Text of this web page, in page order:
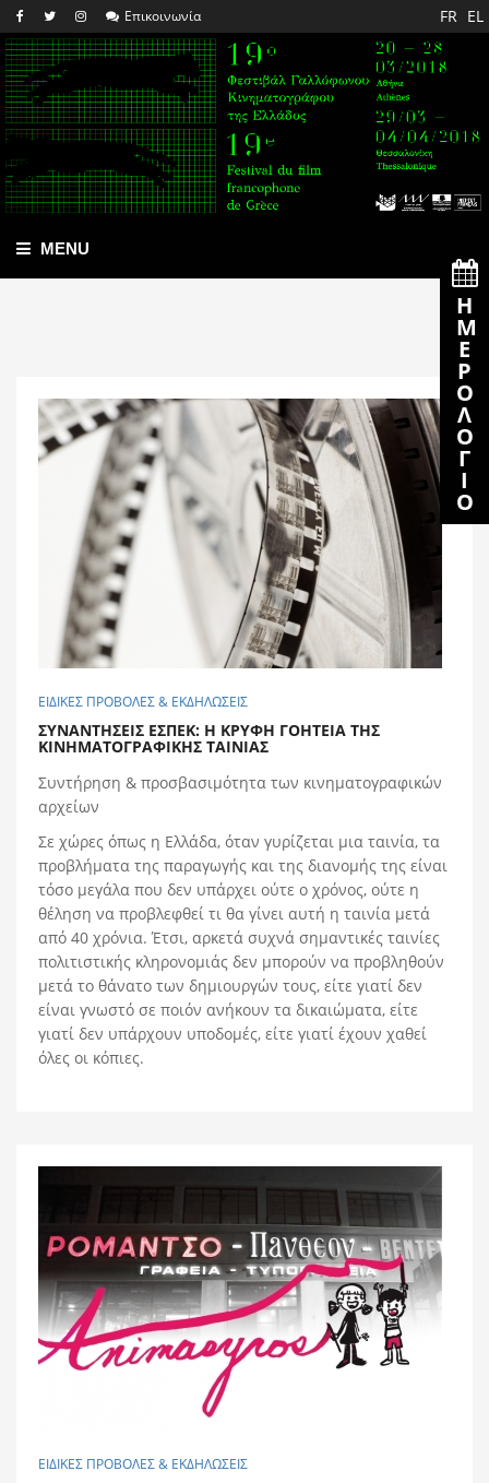
Επικοινωνία FR EL
MENU
ΕΙΔΙΚΕΣ ΠΡΟΒΟΛΕΣ & ΕΚΔΗΛΩΣΕΙΣ
ΣΥΝΑΝΤΗΣΕΙΣ ΕΣΠΕΚ: Η ΚΡΥΦH ΓΟΗΤΕIΑ ΤΗΣ
ΚΙΝΗΜΑΤΟΓΡΑΦΙΚHΣ ΤΑΙΝIΑΣ
Συντήρηση & προσβασιμότητα των κινηματογραφικών
αρχείων
Σε χώρες όπως η Ελλάδα, όταν γυρίζεται μια ταινία, τα
προβλήματα της παραγωγής και της διανομής της είναι
τόσο μεγάλα που δεν υπάρχει ούτε ο χρόνος, ούτε η
θέληση να προβλεφθεί τι θα γίνει αυτή η ταινία μετά
από 40 χρόνια. Έτσι, αρκετά συχνά σημαντικές ταινίες
πολιτιστικής κληρονομιάς δεν μπορούν να προβληθούν
μετά το θάνατο των δημιουργών τους, είτε γιατί δεν
είναι γνωστό σε ποιόν ανήκουν τα δικαιώματα, είτε
γιατί δεν υπάρχουν υποδομές, είτε γιατί έχουν χαθεί
όλες οι κόπιες.
ΕΙΔΙΚΕΣ ΠΡΟΒΟΛΕΣ & ΕΚΔΗΛΩΣΕΙΣ
Η
Ε
Ρ
Ο
Λ
Ο
Γ
Ι
Ο